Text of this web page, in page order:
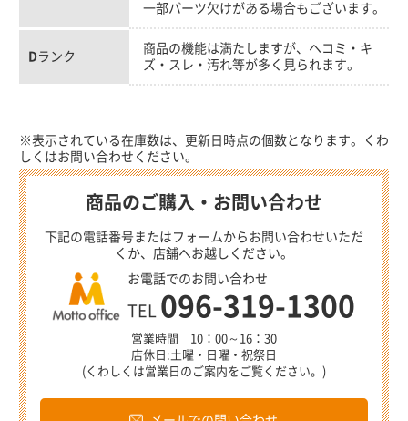
一部パーツ欠けがある場合もございます。
Dランク
商品の機能は満たしますが、ヘコミ・キ
ズ・スレ・汚れ等が多く見られます。
※表示されている在庫数は、更新日時点の個数となります。くわ
しくはお問い合わせください。
商品のご購入・お問い合わせ
下記の電話番号またはフォームからお問い合わせいただ
くか、店舗へお越しください。
お電話でのお問い合わせ
TEL 096-319-1300
営業時間 10：00～16：30
店休日:土曜・日曜・祝祭日
(くわしくは営業日のご案内をご覧ください。)